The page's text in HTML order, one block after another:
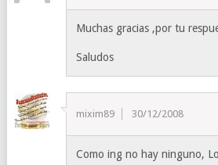
Muchas gracias ,por tu
Saludos
mixim89 30/12/2008
Como ing no hay ninguno,